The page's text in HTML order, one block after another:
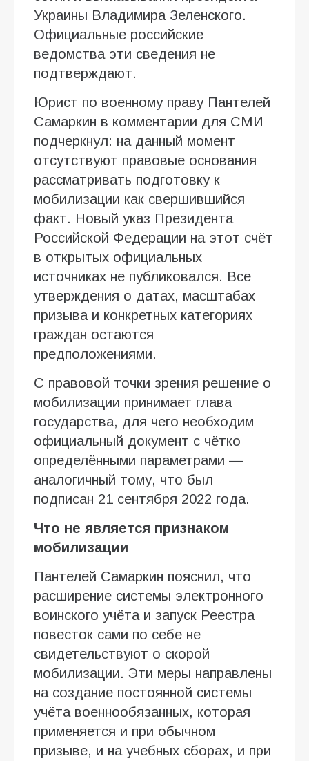
Украины Владимира Зеленского.
Официальные российские
ведомства эти сведения не
подтверждают.
Юрист по военному праву Пантелей
Самаркин в комментарии для СМИ
подчеркнул: на данный момент
отсутствуют правовые основания
рассматривать подготовку к
мобилизации как свершившийся
факт. Новый указ Президента
Российской Федерации на этот счёт
в открытых официальных
источниках не публиковался. Все
утверждения о датах, масштабах
призыва и конкретных категориях
граждан остаются
предположениями.
С правовой точки зрения решение о
мобилизации принимает глава
государства, для чего необходим
официальный документ с чётко
определёнными параметрами —
аналогичный тому, что был
подписан 21 сентября 2022 года.
Что не является признаком
мобилизации
Пантелей Самаркин пояснил, что
расширение системы электронного
воинского учёта и запуск Реестра
повесток сами по себе не
свидетельствуют о скорой
мобилизации. Эти меры направлены
на создание постоянной системы
учёта военнообязанных, которая
применяется и при обычном
призыве, и на учебных сборах, и при